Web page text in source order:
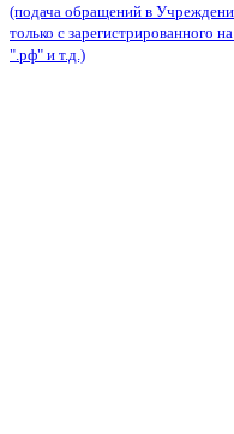
(подача обращений в
только с зарегистрированного
".рф" и т.д.)